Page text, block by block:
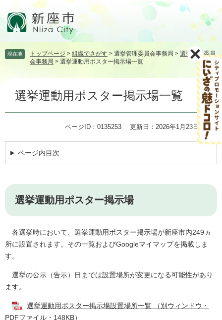
頭飛 現在地 トップページ > 組織でさがす > 選挙管理委員会事務局 > 選挙管理委員
会事務局 > 選挙運動用ポスター掲示場一覧
選挙運動用ポスター掲示場一覧
ページID：0135253 更新日：2026年1月23日更新
ページ内目次
選挙運動用ポスター掲示場
各選挙時において、選挙運動用ポスター掲示場が新座市内249ヵ
所に設置されます。その一覧およびGoogleマイマップを掲載しま
す。
選挙の公示（告示）日までは設置場所が変更になる可能性があり
ます。
選挙運動用ポスター掲示場設置場所一覧 （別ウィンドウ・
PDFファイル・148KB）